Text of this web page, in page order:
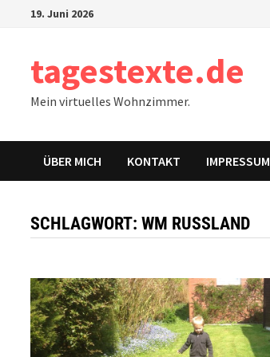
19. Juni 2026
tagestexte.de
Mein virtuelles Wohnzimmer.
ÜBER MICH KONTAKT IMPRESSUM
SCHLAGWORT:WM RUSSLAND